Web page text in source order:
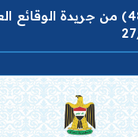
صدر العدد (4875) من جريدة